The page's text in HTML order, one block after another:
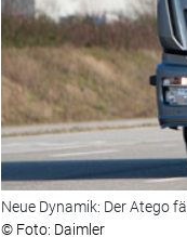
Neue Dynamik: Der Atego
© Foto: Daimler